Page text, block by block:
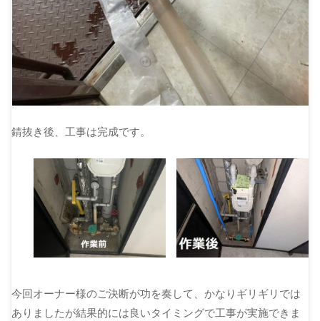
錆抜き後、工事は完成です。
今回オーナー様のご決断が功を奏して、かなりギリギリでは
ありましたが結果的には良いタイミングで工事が実施できま